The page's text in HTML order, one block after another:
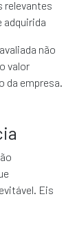
relevantes
adquirida
não
valor
da empresa.
Eis